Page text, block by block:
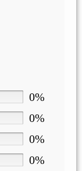
0%
0%
0%
0%